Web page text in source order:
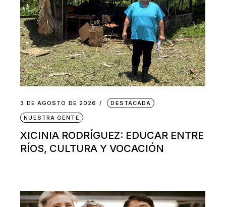
3 DE AGOSTO DE 2026 DESTACADA
NUESTRA GENTE
XICINIA RODRÍGUEZ: EDUCAR ENTRE
RÍOS, CULTURA Y VOCACIÓN